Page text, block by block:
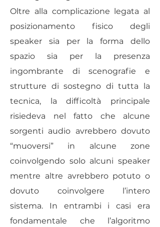
Oltre alla complicazione legata al
posizionamento fisico degli
speaker sia per la forma dello
spazio sia per la presenza
ingombrante di scenografie e
strutture di sostegno di tutta la
tecnica, la difficoltà principale
risiedeva nel fatto che alcune
sorgenti audio avrebbero dovuto
“muoversi” in alcune zone
coinvolgendo solo alcuni speaker
mentre altre avrebbero potuto o
dovuto coinvolgere l’intero
sistema. In entrambi i casi era
fondamentale che l’algoritmo